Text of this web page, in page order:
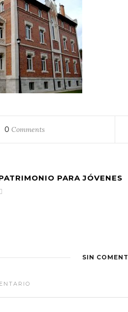
0 Comments
PARA JÓVENES
SIN